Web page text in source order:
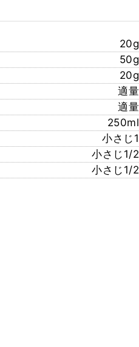
20g
50g
20g
適量
適量
250ml
小さじ1
小さじ1/2
小さじ1/2